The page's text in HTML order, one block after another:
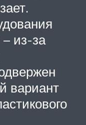
из-за
вариант